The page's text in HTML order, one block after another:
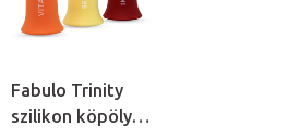
Fabulo Trinity
szilikon köpöly